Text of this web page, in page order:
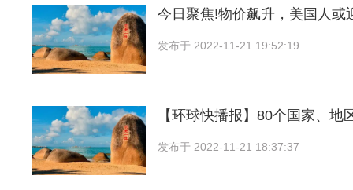
今日聚焦!物价飙升，美国人或
发布于 2022-11-21 19:52:19
【环球快播报】80个国家、地
发布于 2022-11-21 18:37:37